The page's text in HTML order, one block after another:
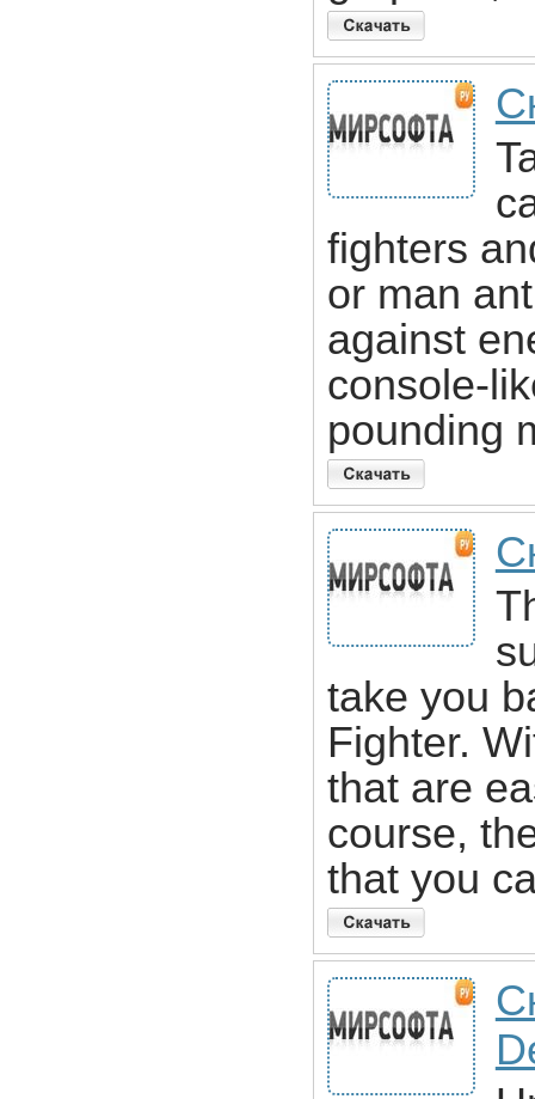
fighters
or man
against
console-
pounding
take you
Fighter.
that are
course,
that you